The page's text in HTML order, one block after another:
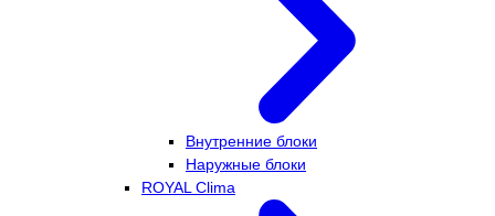
Внутренние блоки
Наружные блоки
ROYAL Clima